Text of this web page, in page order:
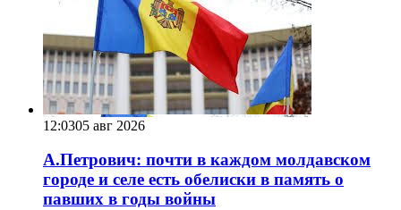
12:0305 авг 2026
А.Петрович: почти в каждом молдавском
городе и селе есть обелиски в память о
павших в годы войны